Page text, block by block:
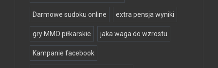
Darmowe sudoku online extra pensja wyniki
gry MMO piłkarskie jaka waga do wzrostu
Kampanie facebook